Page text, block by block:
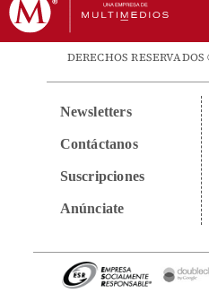
DERECHOS
Newsletters
Contáctanos
Suscripciones
Anúnciate